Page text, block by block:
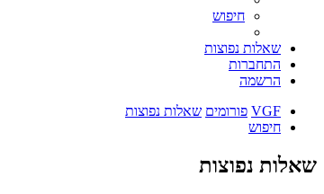
חיפוש
שאלות נפוצות
התחברות
הרשמה
VGF פורומים שאלות נפוצות
חיפוש
שאלות נפוצות